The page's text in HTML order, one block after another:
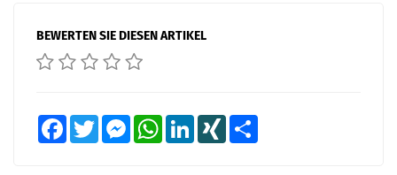
BEWERTEN SIE DIESEN ARTIKEL
FacebookTwitter MessengerWhatsAppLinkedInXING